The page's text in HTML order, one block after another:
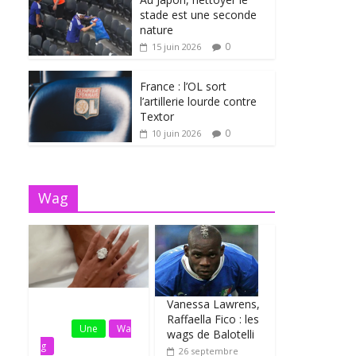
stade est une seconde
nature
15 juin 2026 0
France : l’OL sort
l’artillerie lourde contre
Textor
10 juin 2026 0
Wag
Une
Wa
g
Vanessa Lawrens,
Raffaella Fico : les
wags de Balotelli
26 septembre